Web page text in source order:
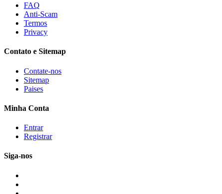
FAQ
Anti-Scam
Termos
Privacy
Contato e Sitemap
Contate-nos
Sitemap
Paises
Minha Conta
Entrar
Registrar
Siga-nos